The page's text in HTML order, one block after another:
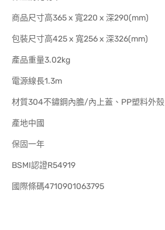
商品尺寸高365 x 寬220 x 深290(mm)
包裝尺寸高425 x 寬256 x 深326(mm)
產品重量3.02kg
電源線長1.3m
材質304不鏽鋼內膽/內上蓋、PP塑料外殼
產地中國
保固一年
BSMI認證R54919
國際條碼4710901063795